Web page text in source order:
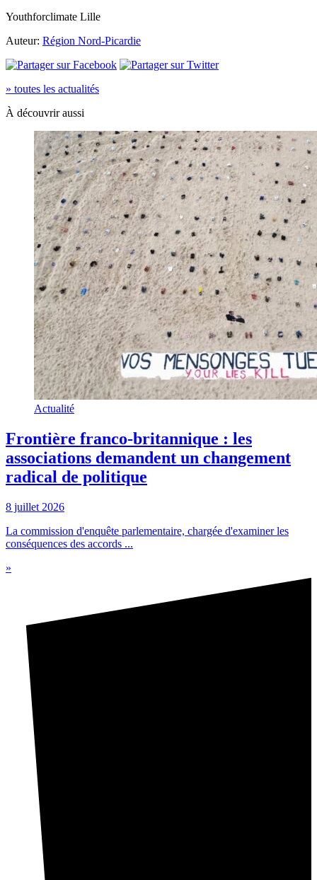
Youthforclimate Lille
Auteur: Région Nord-Picardie
» toutes les actualités
À découvrir aussi
Actualité
Frontière franco-britannique : les
associations demandent un changement
radical de politique
8 juillet 2026
La commission d'enquête parlementaire, chargée d'examiner les
conséquences des accords ...
»